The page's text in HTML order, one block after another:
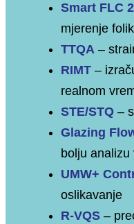
Smart FLC
mjerenje
TTQA –
RIMT –
realnom
STE/STQ –
Glazing
bolju
UMW+
oslikavanje
R-VQS –